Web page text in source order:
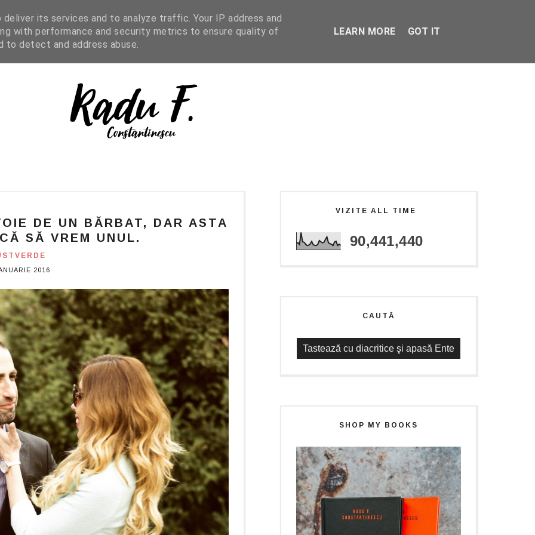
READING ENGLISH SHOP
DE UN BĂRBAT, DAR ASTA
SĂ VREM UNUL.
2016
VIZITE ALL TIME
90,441,440
CAUTĂ
SHOP MY BOOKS
its services and to analyze traffic. Your IP address and
with performance and security metrics to ensure quality of
to detect and address abuse.
LEARN MORE GOT IT